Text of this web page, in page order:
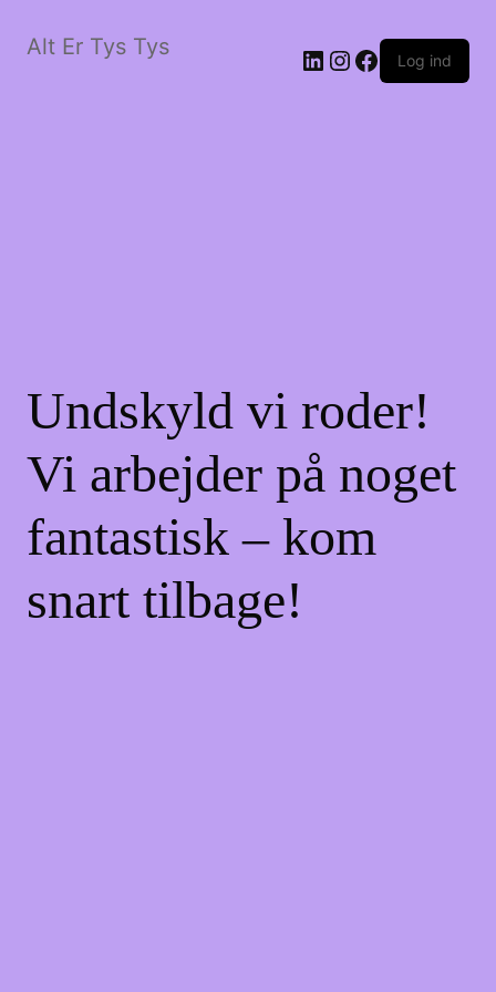
Alt Er Tys Tys LinkedIn
Instagram
Facebook
Log ind
Undskyld vi roder!
Vi arbejder på noget
fantastisk – kom
snart tilbage!